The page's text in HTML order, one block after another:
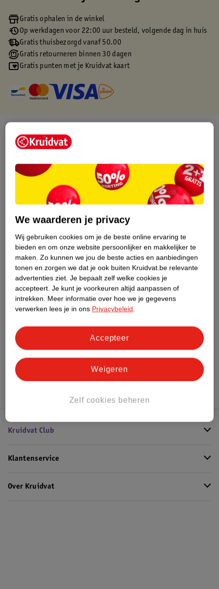
Gratis ophalen in de winkel
Op werkdagen voor 22:00 uur besteld, volgende dag in huis
Gratis thuisbezorgd vanaf 50.00
Gratis retourneren binnen 30 dagen
Gratis punten met je Kruidvat kaart
Dit product heeft (nog) geen Nature
Impact Score.
Meer informatie
Bestel & Bezorginformatie
Meer Alle Deospray
Hoe controleren wij de reviews?
Kruidvat Club
Klantenservice
Over Kruidvat
We waarderen je privacy
Wij gebruiken cookies om je de beste online ervaring te
bieden en om onze website persoonlijker en makkelijker te
maken. Zo kunnen we jou de beste acties en aanbiedingen
tonen en zorgen we dat je ook buiten Kruidvat.be relevante
advertenties ziet. Je bepaalt zelf welke cookies je
accepteert. Je kunt je voorkeuren altijd aanpassen of
intrekken. Meer informatie over hoe we je gegevens
verwerken lees je in ons Privacybeleid.
Zelf cookies beheren
Weigeren
Accepteer